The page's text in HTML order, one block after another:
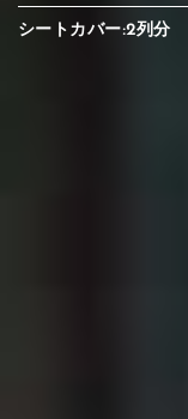
シートカバー:2列分